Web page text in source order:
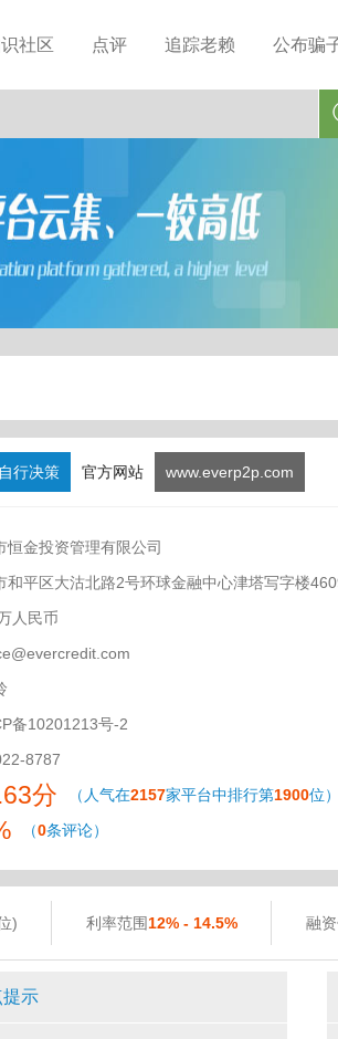
社区 点评 追踪老赖 公布骗
行决策 官方网站 www.everp2p.com
恒金投资管理有限公司
和平区大沽北路2号环球金融中心津塔写字楼
人民币
备10201213号-2
8787
分 （人气在2157家平台中排行第1900位）
（0条评论）
) 利率范围12% - 14.5% 融
示